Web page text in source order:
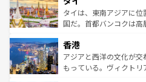
わって
覧を参照してほしい。
ーチミン市のフランス統
醸し出している。また
とつ。フォーやバインミ
ひ現地で味わいたい。
が旅行者を迎えてくれ
タイは、東南アジアに位
国だ。首都バンコクは
の活気が交差している。
帯で自然と触れ合い、
いビーチでリゾート気
香港
アジアと西洋の文化が
もっている。ヴィクト